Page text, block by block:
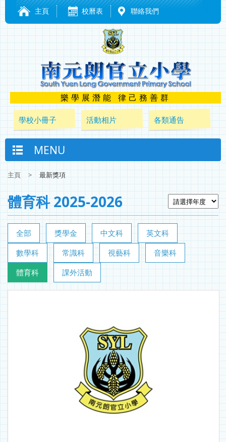
主頁 校曆表 聯絡我們
樂學展潛能 律己務善群
學校小冊子 活動相片 各類通告
MENU
主頁 > 最新獎項
體育科 2025-2026
全部 獎學金 中文科
英文科
數學科
常識科 視藝科
音樂科
體育科
課外活動